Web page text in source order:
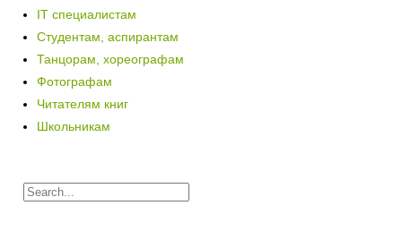
IT специалистам
Студентам, аспирантам
Танцорам, хореографам
Фотографам
Читателям книг
Школьникам